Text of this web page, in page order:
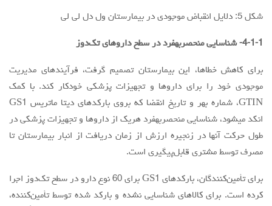
شکل 5: دلایل انقباض موجودی در بیمارستان ول دل لی لی
4-1-1- شناسایی منحصربهفرد در سطح داروهای تک‌دوز
برای کاهش خطاها، این بیمارستان تصمیم گرفت، فرآیندهای مدیریت
موجودی خود را برای داروها و تجهیزات پزشکی خودکار کند. با کمک
GTIN، شماره بهر و تاریخ انقضا که بروی بارکدهای دیتا ماتریس GS1
انکد میشود، شناسایی منحصربهفرد هریک از داروها و تجهیزات پزشکی در
طول حرکت آنها در زنجیره ارزش از زمان دریافت از انبار بیمارستان تا
مصرف توسط مشتری قابل‌پیگیری است.
برای تأمین‌کنندگان، بارکدهای GS1 برای 60 نوع دارو در سطح تک‌دوز اجرا
کرده است. برای کالاهای شناسایی نشده و بارکد شده توسط تأمین‌کننده،